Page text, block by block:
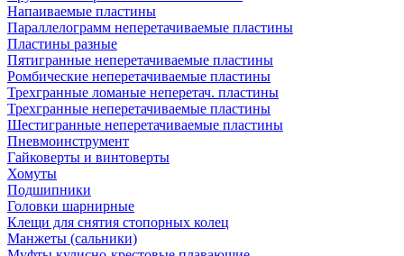
Напаиваемые пластины
Параллелограмм неперетачиваемые пластины
Пластины разные
Пятигранные неперетачиваемые пластины
Ромбические неперетачиваемые пластины
Трехгранные ломаные неперетач. пластины
Трехгранные неперетачиваемые пластины
Шестигранные неперетачиваемые пластины
Пневмоинструмент
Гайковерты и винтоверты
Хомуты
Подшипники
Головки шарнирные
Клещи для снятия стопорных колец
Манжеты (сальники)